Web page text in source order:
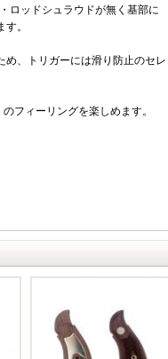
ロッドシュラウドが無く基部に
。
め、トリガーには滑り防止のセレ
フィーリングを楽しめます。